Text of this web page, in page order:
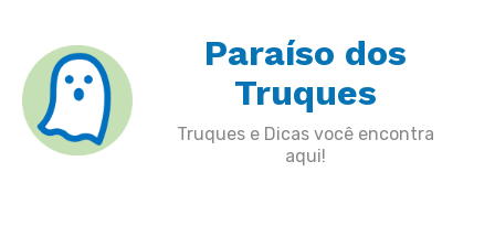
content
Paraíso dos
Truques
Truques e Dicas você encontra
aqui!